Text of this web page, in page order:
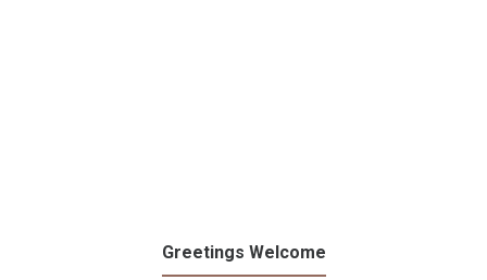
Greetings Welcome